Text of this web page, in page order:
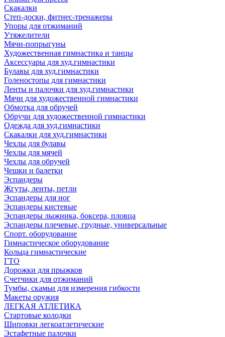
Скакалки
Степ-доски, фитнес-тренажеры
Упоры для отжиманий
Утяжелители
Мячи-попрыгуны
Художественная гимнастика и танцы
Аксессуары для худ.гимнастики
Булавы для худ.гимнастики
Голеностопы для гимнастики
Ленты и палочки для худ.гимнастики
Мячи для художественной гимнастики
Обмотка для обручей
Обручи для художественной гимнастики
Одежда для худ.гимнастики
Скакалки для худ.гимнастики
Чехлы для булавы
Чехлы для мячей
Чехлы для обручей
Чешки и балетки
Эспандеры
Жгуты, ленты, петли
Эспандеры для ног
Эспандеры кистевые
Эспандеры лыжника, боксера, пловца
Эспандеры плечевые, грудные, универсальные
Спорт. оборудование
Гимнастическое оборудование
Кольца гимнастические
ГТО
Дорожки для прыжков
Счетчики для отжиманий
Тумбы, скамьи для измерения гибкости
Макеты оружия
ЛЕГКАЯ АТЛЕТИКА
Стартовые колодки
Шиповки легкоатлетические
Эстафетные палочки